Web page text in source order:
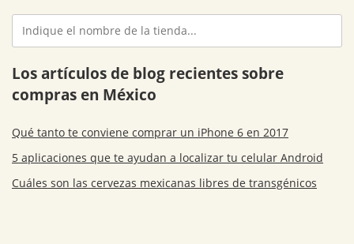
Los artículos de blog recientes sobre
compras en México
Qué tanto te conviene comprar un iPhone 6 en 2017
5 aplicaciones que te ayudan a localizar tu celular Android
Cuáles son las cervezas mexicanas libres de transgénicos